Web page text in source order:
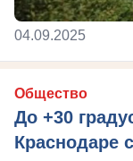
04.09.2025
Общество
До +30
Краснодаре